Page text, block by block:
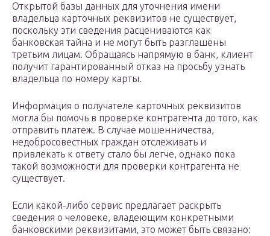
Открытой базы данных для уточнения имени
владельца карточных реквизитов не существует,
поскольку эти сведения расцениваются как
банковская тайна и не могут быть разглашены
третьим лицам. Обращаясь напрямую в банк, клиент
получит гарантированный отказ на просьбу узнать
владельца по номеру карты.
Информация о получателе карточных реквизитов
могла бы помочь в проверке контрагента до того, как
отправить платеж. В случае мошенничества,
недобросовестных граждан отслеживать и
привлекать к ответу стало бы легче, однако пока
такой возможности для проверки контрагента не
существует.
Если какой-либо сервис предлагает раскрыть
сведения о человеке, владеющим конкретными
банковскими реквизитами, это может быть связано: